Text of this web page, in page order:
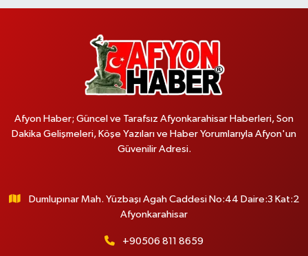
Afyon Haber; Güncel ve Tarafsız Afyonkarahisar Haberleri, Son
Dakika Gelişmeleri, Köşe Yazıları ve Haber Yorumlarıyla Afyon'un
Güvenilir Adresi.
Dumlupınar Mah. Yüzbaşı Agah Caddesi No:44 Daire:3 Kat:2
Afyonkarahisar
+90506 811 8659